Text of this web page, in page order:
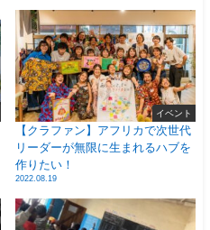
イベント
【クラファン】アフリカで次世代
リーダーが無限に生まれるハブを
作りたい！
2022.08.19